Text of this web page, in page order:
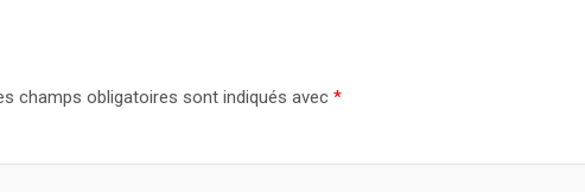
champs obligatoires sont indiqués avec *